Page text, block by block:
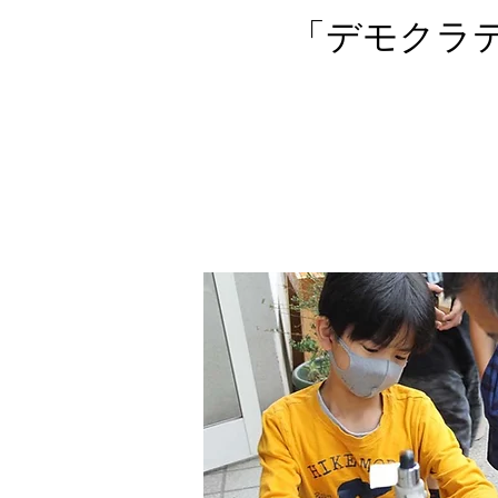
「デモク